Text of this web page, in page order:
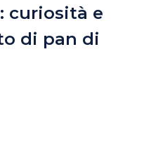
curiosità e
di pan di